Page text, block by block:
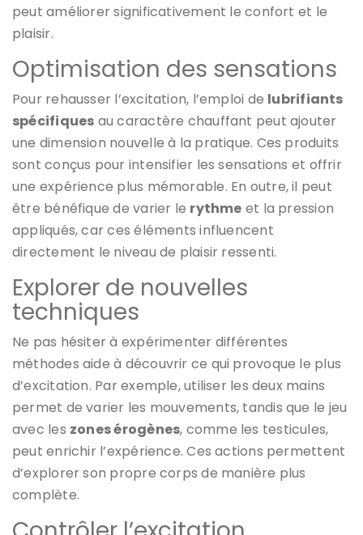
peut améliorer significativement le confort et le
plaisir.
Optimisation des sensations
Pour rehausser l’excitation, l’emploi de lubrifiants
spécifiques au caractère chauffant peut ajouter
une dimension nouvelle à la pratique. Ces produits
sont conçus pour intensifier les sensations et offrir
une expérience plus mémorable. En outre, il peut
être bénéfique de varier le rythme et la pression
appliqués, car ces éléments influencent
directement le niveau de plaisir ressenti.
Explorer de nouvelles
techniques
Ne pas hésiter à expérimenter différentes
méthodes aide à découvrir ce qui provoque le plus
d’excitation. Par exemple, utiliser les deux mains
permet de varier les mouvements, tandis que le jeu
avec les zones érogènes, comme les testicules,
peut enrichir l’expérience. Ces actions permettent
d’explorer son propre corps de manière plus
complète.